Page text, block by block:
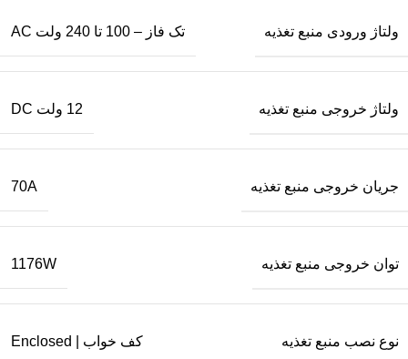
ولتاژ ورودی منبع تغذیه تک فاز – 100 تا 240 ولت AC
ولتاژ خروجی منبع تغذیه 12 ولت DC
جریان خروجی منبع تغذیه 70A
توان خروجی منبع تغذیه 1176W
نوع نصب منبع تغذیه کف خواب | Enclosed